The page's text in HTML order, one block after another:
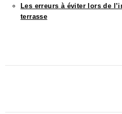
Les erreurs à éviter lors de
terrasse